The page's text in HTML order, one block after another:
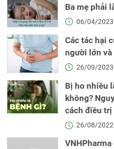
Ba mẹ phải
06/04/2023
Các tác hại
người lớn
26/09/2023
Bị ho nhiều
không?
cách điều trị
26/08/2022